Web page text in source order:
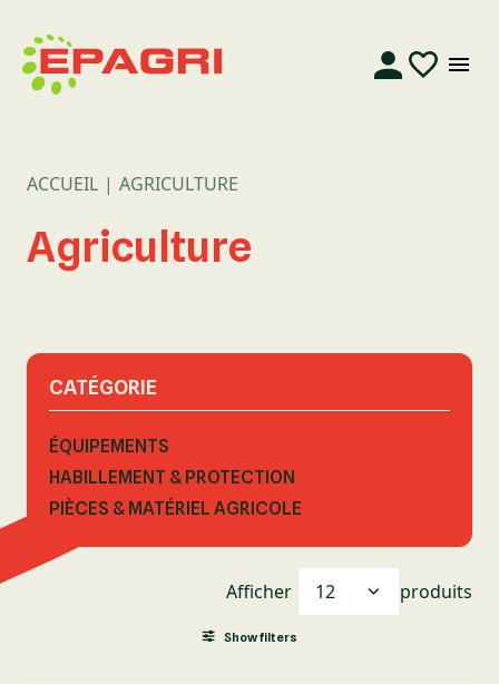
ACCUEIL AGRICULTURE
Agriculture
CATÉGORIE
ÉQUIPEMENTS
HABILLEMENT & PROTECTION
PIÈCES & MATÉRIEL AGRICOLE
Afficher produits
Show filters